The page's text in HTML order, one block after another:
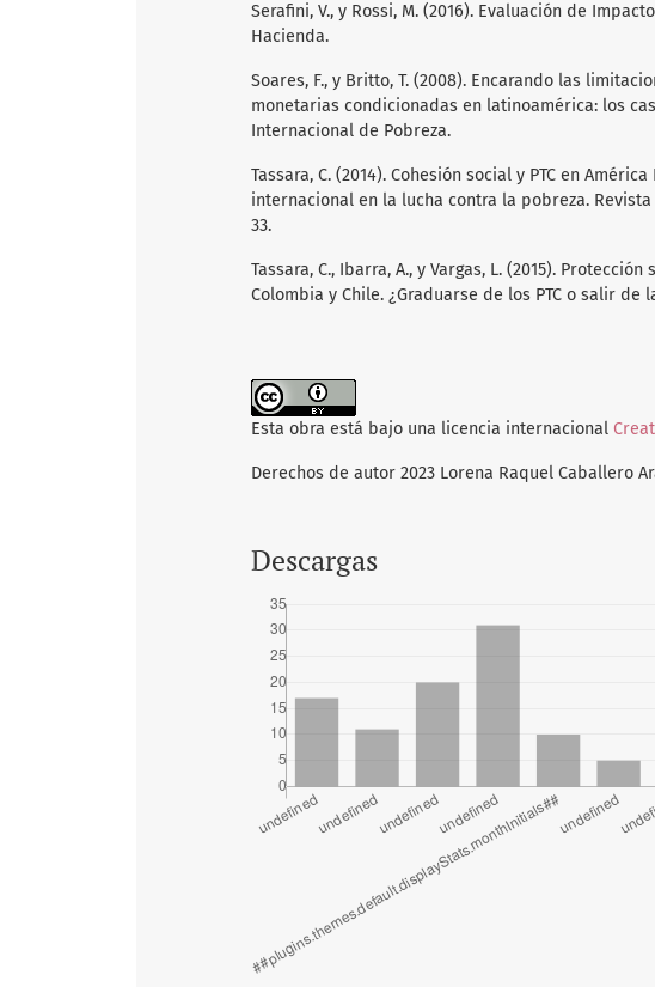
Serafini, V., y Rossi, M. (2016). Evaluación de
Hacienda.
Soares, F., y Britto, T. (2008). Encarando las
monetarias condicionadas en latinoamérica: los
Internacional de Pobreza.
Tassara, C. (2014). Cohesión social y PTC en
internacional en la lucha contra la pobreza.
33.
Tassara, C., Ibarra, A., y Vargas, L. (2015).
Colombia y Chile. ¿Graduarse de los PTC o salir de
Esta obra está bajo una licencia internacional
Derechos de autor 2023 Lorena Raquel Caballero
Descargas